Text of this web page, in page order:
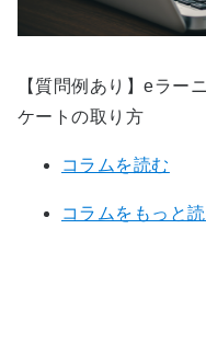
【質問例あり】eラー
ケートの取り方
コラムを読む
コラムをもっと